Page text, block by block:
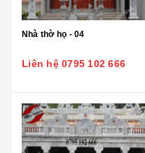
Nhà thờ họ - 04
Liên hệ 0795 102 666